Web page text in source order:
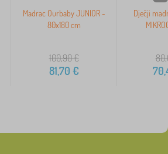
Madrac Ourbaby JUNIOR -
80x180 cm
100,90€
81,70 €
Dječji